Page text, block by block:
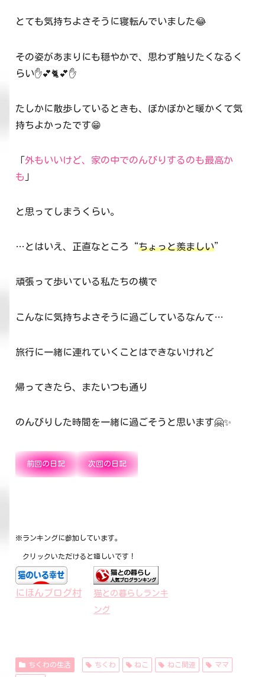
とても気持ちよさそうに寝転んでいました😂
その姿があまりにも穏やかで、思わず触りたくなるく
らい✋💕🐈💕✋
たしかに散歩しているときも、ぽかぽかと暖かくて気
持ちよかったです😁
「外もいいけど、家の中でのんびりするのも最高か
も 」
と思ってしまうくらい。
…とはいえ、正直なところ“ちょっと羨ましい”
頑張って歩いている私たちの横で
こんなに気持ちよさそうに過ごしているなんて…
旅行に一緒に連れていくことはできないけれど
帰ってきたら、またいつも通り
のんびりした時間を一緒に過ごそうと思います🤗✨
前回の日記 次回の日記
※ランキングに参加しています。
クリックいただけると嬉しいです！
にほんブログ村
猫との暮らしランキ
ング
ちくわの生活 ちくわ ねこ ねこ関連 ママ